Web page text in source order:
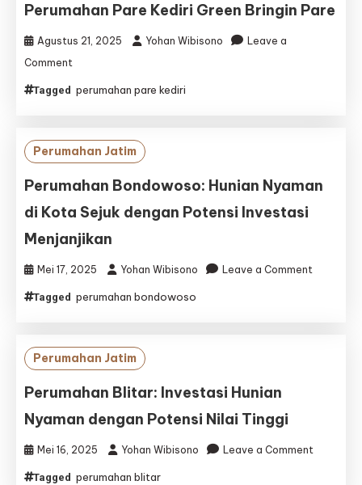
Perumahan Pare Kediri Green Bringin Pare
Agustus 21, 2025 Yohan Wibisono
Leave a
Comment
Pare
Bringin
Pare
Tagged perumahan pare kediri
Perumahan Jatim
Perumahan Bondowoso: Hunian Nyaman
di Kota Sejuk dengan Potensi Investasi
Menjanjikan
Mei 17, 2025 Yohan Wibisono Leave a Comment
Tagged perumahan bondowoso
Perumahan Jatim
Perumahan Blitar: Investasi Hunian
Nyaman dengan Potensi Nilai Tinggi
Mei 16, 2025 Yohan Wibisono Leave a Comment
Tagged perumahan blitar